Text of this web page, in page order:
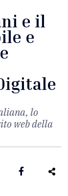
e il
e
lo
web della